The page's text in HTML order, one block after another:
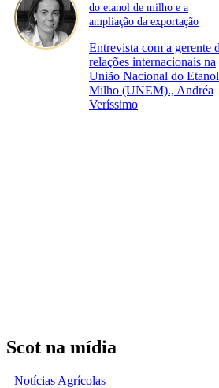
do etanol de milho e a
ampliação da exportação
Entrevista com a gerente
relações internacionais na
União Nacional do
Milho (UNEM)., Andréa
Veríssimo
Scot na mídia
Notícias Agrícolas